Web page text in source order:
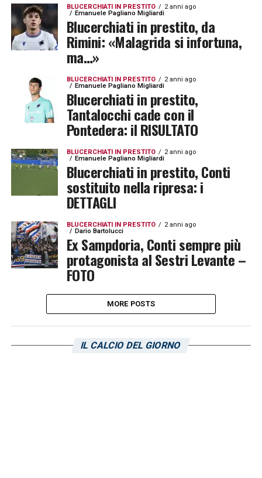
BLUCERCHIATI IN PRESTITO
2 anni ago
Emanuele Pagliano Migliardi
Blucerchiati in prestito, da
Rimini: «Malagrida si infortuna,
ma…»
BLUCERCHIATI IN PRESTITO
2 anni ago
Emanuele Pagliano Migliardi
Blucerchiati in prestito,
Tantalocchi cade con il
Pontedera: il RISULTATO
BLUCERCHIATI IN PRESTITO
2 anni ago
Emanuele Pagliano Migliardi
Blucerchiati in prestito, Conti
sostituito nella ripresa: i
DETTAGLI
BLUCERCHIATI IN PRESTITO
2 anni ago
Dario Bartolucci
Ex Sampdoria, Conti sempre più
protagonista al Sestri Levante –
FOTO
MORE POSTS
IL CALCIO DEL GIORNO